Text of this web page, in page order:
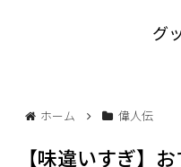
グ
ホーム 偉人伝
【味違いすぎ】